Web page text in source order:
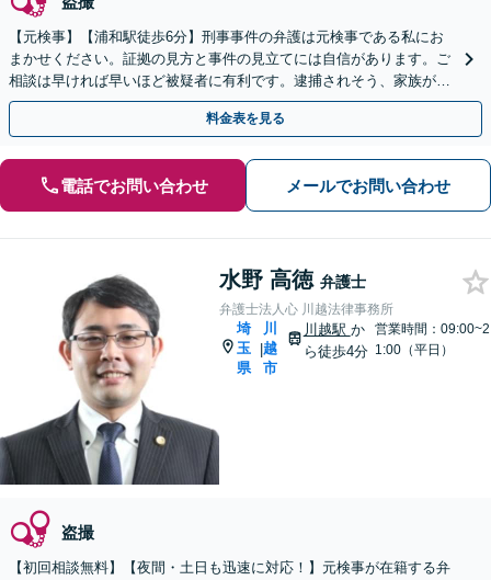
【元検事】【浦和駅徒歩6分】刑事事件の弁護は元検事である私にお
まかせください。証拠の見方と事件の見立てには自信があります。ご
相談は早ければ早いほど被疑者に有利です。逮捕されそう、家族が逮
捕されたという場合、いち早くご相談ください。
料金表を見る
電話でお問い合わせ メールでお問い合わせ
水野 高徳 弁護士
弁護士法人心 川越法律事務所
埼
玉
県
|
川
越
市
川越駅 か
ら徒歩4分
営業時間：09:00~2
1:00（平日）
盗撮
【初回相談無料】【夜間・土日も迅速に対応！】元検事が在籍する弁